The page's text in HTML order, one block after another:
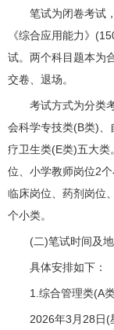
笔试为闭卷考试，
《综合应用能力》
试。两个科目题本为
交卷、退场。
考试方式为分类考
会科学专技类(B类)
疗卫生类(E类)五大
位、小学教师岗位2
临床岗位、药剂岗位
个小类。
(二)笔试时间及地
具体安排如下：
1.综合管理类(A类
2026年3月28日(